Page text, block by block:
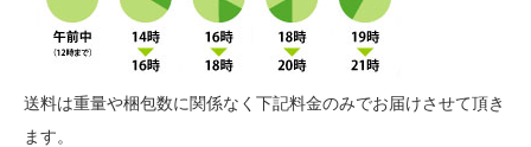
送料は重量や梱包数に関係なく下記料金のみでお届けさせて頂き
ます。